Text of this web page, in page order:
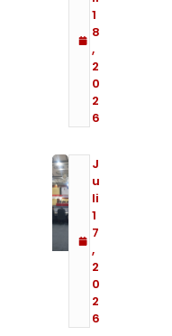
1
8
,
2
0
2
6
J
u
li
1
7
,
2
0
2
6